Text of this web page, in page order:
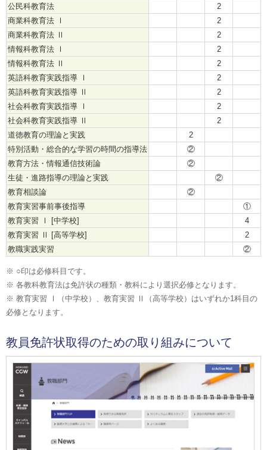
公民科教育法
2
商業科教育法 Ⅰ
2
商業科教育法 Ⅱ
2
情報科教育法 Ⅰ
2
情報科教育法 Ⅱ
2
英語科教育実践指導 Ⅰ
2
英語科教育実践指導 Ⅱ
2
社会科教育実践指導 Ⅰ
2
社会科教育実践指導 Ⅱ
2
道徳教育の理論と実践
2
特別活動・総合的な学習の時間の指導法
②
教育方法・情報通信技術論
②
生徒・進路指導の理論と実践
②
教育相談論
②
教育実習事前事後指導
①
教育実習 Ⅰ [中学校]
4
教育実習 Ⅱ [高等学校]
2
教職実践実習
②
※ ○印は必修科目です。
※ 各教科教育法は免許状の種類・教科により選択必修となります。
※ 教育実習 Ⅰ（中学校）、教育実習 Ⅱ（高等学校）はいずれか1科目の
必修となります。
教員免許状取得のための取り組みについて